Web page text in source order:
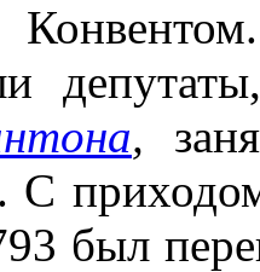
,
С
был